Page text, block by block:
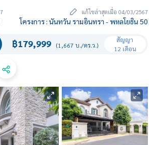
แก้ไขล่าสุดเมื่อ 04/03/2567
โครงการ : นันทวัน รามอินทรา - พหลโยธิน 50
฿179,999 (1,667 บ./ตร.ว.)
สัญญา
12 เดือน